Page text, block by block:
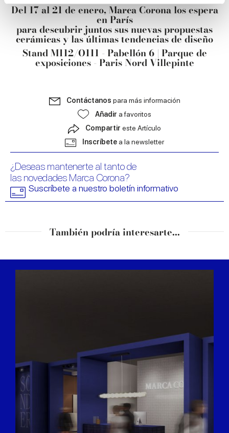
We use cookies to personalise content and ads, to
provide social media features and to analyse our traffic.
We also share information about your use of our site with
our social media, advertising and analytics partners who
may combine it with other information that you’ve
Del 17 al 21 de enero, Marca Corona los espera
en París
para descubrir juntos sus nuevas propuestas
cerámicas y las últimas tendencias de diseño
Stand M112/O111 - Pabellón 6 | Parque de
exposiciones - Paris Nord Villepinte
Contáctanos para más información
Añadir a favoritos
Compartir este Artículo
Inscríbete a la newsletter
¿Deseas mantenerte al tanto de
las novedades Marca Corona?
Suscríbete a nuestro boletín informativo
También podría interesarte...